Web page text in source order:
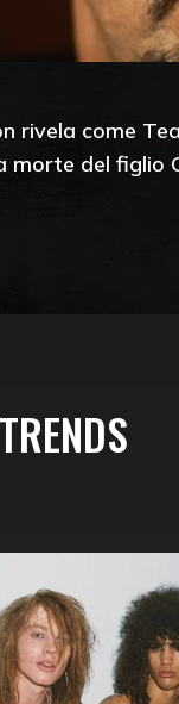
rivela come
morte del figlio